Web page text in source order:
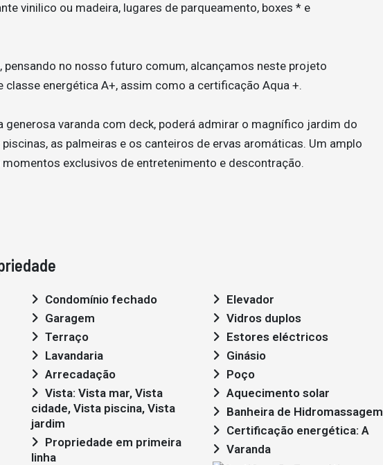
vinilico ou madeira, lugares de parqueamento, boxes * e
pensando no nosso futuro comum, alcançamos neste projeto
classe energética A+, assim como a certificação Aqua +.
generosa varanda com deck, poderá admirar o magnífico jardim do
as palmeiras e os canteiros de ervas aromáticas. Um amplo
exclusivos de entretenimento e descontração.
Condomínio fechado
Garagem
Terraço
Lavandaria
Arrecadação
cidade, Vista piscina, Vista
jardim
linha
Elevador
Vidros duplos
Estores eléctricos
Ginásio
Poço
Aquecimento solar
Banheira de Hidromassagem
Certificação energética: A
Varanda